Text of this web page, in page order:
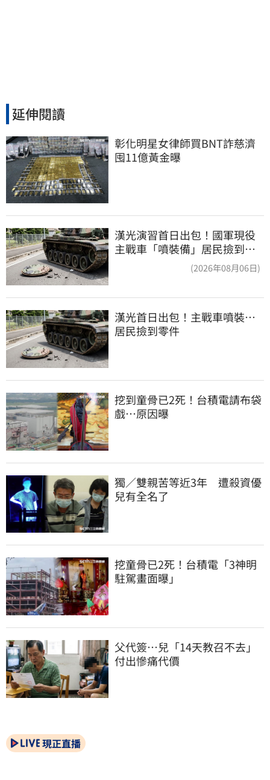
延伸閱讀
彰化明星女律師買BNT詐慈濟
囤11億黃金曝
漢光演習首日出包！國軍現役
主戰車「噴裝備」居民撿到零
(2026年08月06日)
漢光首日出包！主戰車噴裝…
居民撿到零件
挖到童骨已2死！台積電請布袋
戲…原因曝
獨／雙親苦等近3年　遭殺資優
兒有全名了
挖童骨已2死！台積電「3神明
駐駕畫面曝」
父代簽…兒「14天教召不去」
付出慘痛代價
現正直播